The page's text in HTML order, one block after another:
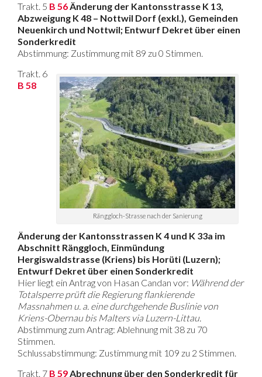
Trakt. 5 B 56Änderung der Kantonsstrasse K 13,
Abzweigung K 48 – Nottwil Dorf (exkl.), Gemeinden
Neuenkirch und Nottwil; Entwurf Dekret über einen
Sonderkredit
Abstimmung: Zustimmung mit 89 zu 0 Stimmen.
Ränggloch-Strasse nach der Sanierung
Trakt. 6
B 58
Änderung der Kantonsstrassen K 4 und K 33a im
Abschnitt Ränggloch, Einmündung
Hergiswaldstrasse (Kriens) bis Horüti (Luzern);
Entwurf Dekret über einen Sonderkredit
Hier liegt ein Antrag von Hasan Candan vor: Während der
Totalsperre prüft die Regierung flankierende
Massnahmen u. a. eine durchgehende Buslinie von
Kriens-Obernau bis Malters via Luzern-Littau.
Abstimmung zum Antrag: Ablehnung mit 38 zu 70
Stimmen.
Schlussabstimmung: Zustimmung mit 109 zu 2 Stimmen.
Trakt. 7 B 59Abrechnung über den Sonderkredit für